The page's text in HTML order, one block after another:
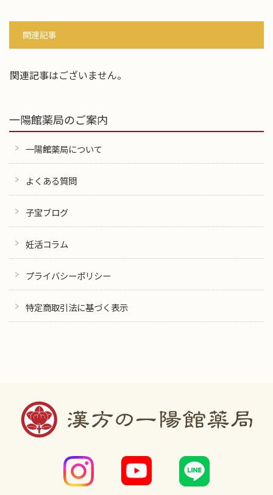
関連記事
関連記事はございません。
一陽館薬局のご案内
一陽館薬局について
よくある質問
子宝ブログ
妊活コラム
プライバシーポリシー
特定商取引法に基づく表示